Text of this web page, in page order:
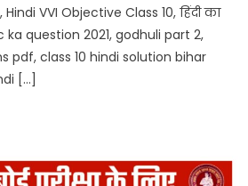
VVI Objective Class 10, हिंदी का
question 2021, godhuli part 2,
pdf, class 10 hindi solution bihar
[…]